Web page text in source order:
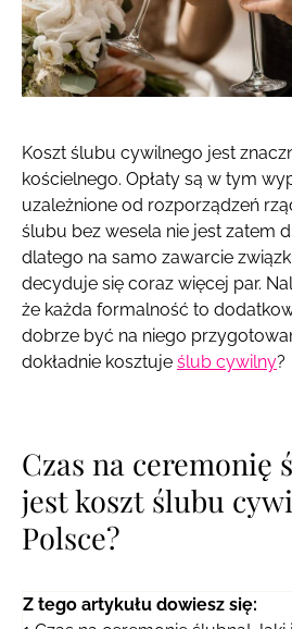
Koszt ślubu cywilnego jest
kościelnego. Opłaty są w tym
uzależnione od rozporządzeń
ślubu bez wesela nie jest zatem
dlatego na samo zawarcie
decyduje się coraz więcej par.
że każda formalność to
dobrze być na niego
dokładnie kosztuje ślub cywilny?
Czas na ceremonię
jest koszt ślubu
Polsce?
Z tego artykułu dowiesz się: